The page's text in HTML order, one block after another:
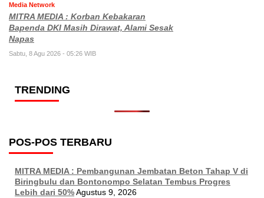
Media Network
MITRA MEDIA : Korban Kebakaran
Bapenda DKI Masih Dirawat, Alami Sesak
Napas
Sabtu, 8 Agu 2026 - 05:26 WIB
TRENDING
POS-POS TERBARU
MITRA MEDIA : Pembangunan Jembatan Beton Tahap V di
Biringbulu dan Bontonompo Selatan Tembus Progres
Lebih dari 50%Agustus 9, 2026